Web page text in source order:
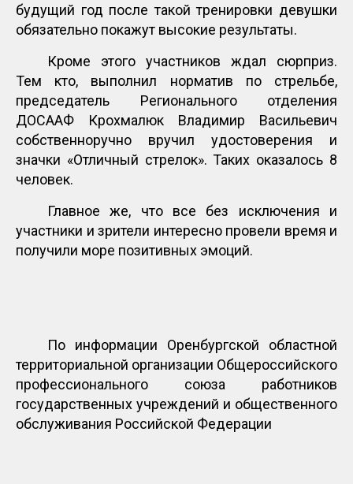
будущий год после такой тренировки девушки
обязательно покажут высокие результаты.
Кроме этого участников ждал сюрприз.
Тем кто, выполнил норматив по стрельбе,
председатель Регионального отделения
ДОСААФ Крохмалюк Владимир Васильевич
собственноручно вручил удостоверения и
значки «Отличный стрелок». Таких оказалось 8
человек.
Главное же, что все без исключения и
участники и зрители интересно провели время и
получили море позитивных эмоций.
По информации Оренбургской областной
территориальной организации Общероссийского
профессионального союза работников
государственных учреждений и общественного
обслуживания Российской Федерации